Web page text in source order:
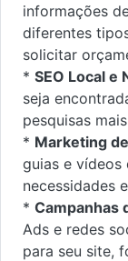
informações
diferentes
solicitar
* SEO Local e
seja
pesquisas
* Marketing
guias e vídeos
necessidades
* Campanhas
Ads e redes
para seu site,